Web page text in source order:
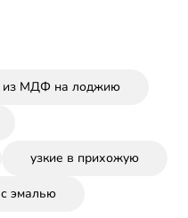
из МДФ на лоджию
узкие в прихожую
с эмалью